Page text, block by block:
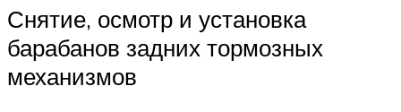
Снятие, осмотр и установка
барабанов задних тормозных
механизмов